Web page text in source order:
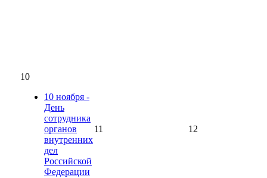
10
10 ноября -
День
сотрудника
органов
внутренних
дел
Российской
Федерации
11 12